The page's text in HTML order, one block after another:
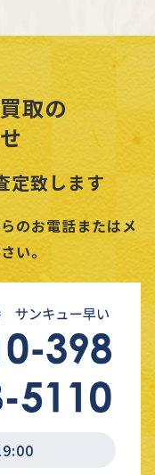
取の
定致します
のお電話またはメ
い。